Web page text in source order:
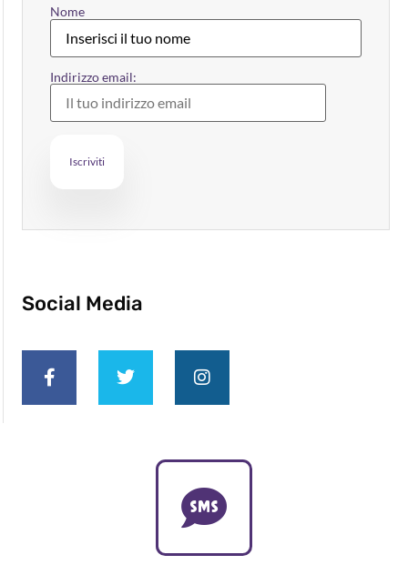
Nome
Indirizzo email:
Social Media